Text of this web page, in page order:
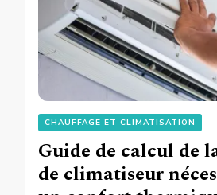
CHAUFFAGE ET CLIMATISATION
Guide de calcul de
de climatiseur